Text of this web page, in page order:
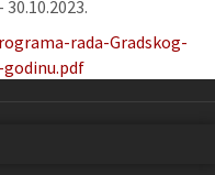
rada-Gradskog-
godinu.pdf